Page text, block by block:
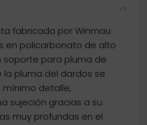
fabricada por Winmau
en policarbonato de alto
para pluma de
la pluma del dardos se
detalle,
sujeción gracias a su
muy profundas en el